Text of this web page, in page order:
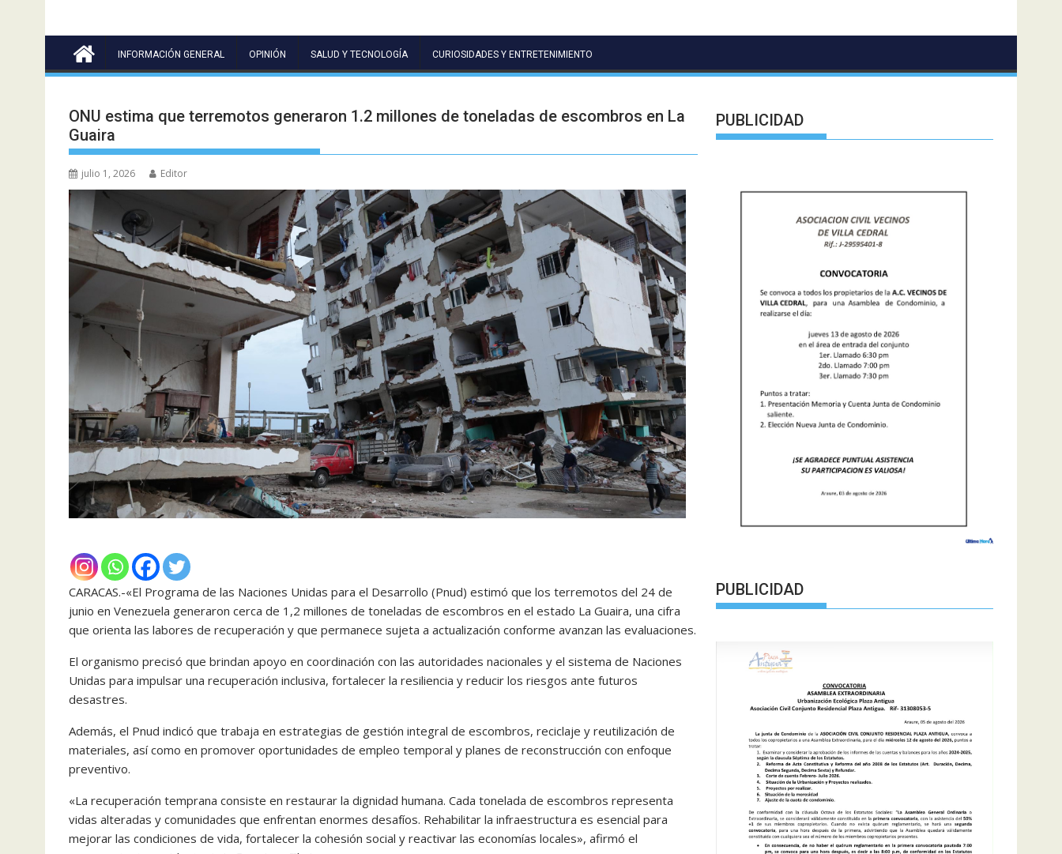
INFORMACIÓN GENERAL OPINIÓN SALUD Y TECNOLOGÍA CURIOSIDADES Y ENTRETENIMIENTO
ONU estima que terremotos generaron 1.2 millones de toneladas de escombros en La
Guaira
julio 1, 2026 Editor
CARACAS.-«El Programa de las Naciones Unidas para el Desarrollo (Pnud) estimó que los terremotos del 24 de
junio en Venezuela generaron cerca de 1,2 millones de toneladas de escombros en el estado La Guaira, una cifra
que orienta las labores de recuperación y que permanece sujeta a actualización conforme avanzan las evaluaciones.
El organismo precisó que brindan apoyo en coordinación con las autoridades nacionales y el sistema de Naciones
Unidas para impulsar una recuperación inclusiva, fortalecer la resiliencia y reducir los riesgos ante futuros
desastres.
Además, el Pnud indicó que trabaja en estrategias de gestión integral de escombros, reciclaje y reutilización de
materiales, así como en promover oportunidades de empleo temporal y planes de reconstrucción con enfoque
preventivo.
«La recuperación temprana consiste en restaurar la dignidad humana. Cada tonelada de escombros representa
vidas alteradas y comunidades que enfrentan enormes desafíos. Rehabilitar la infraestructura es esencial para
mejorar las condiciones de vida, fortalecer la cohesión social y reactivar las economías locales», afirmó el
PUBLICIDAD
PUBLICIDAD